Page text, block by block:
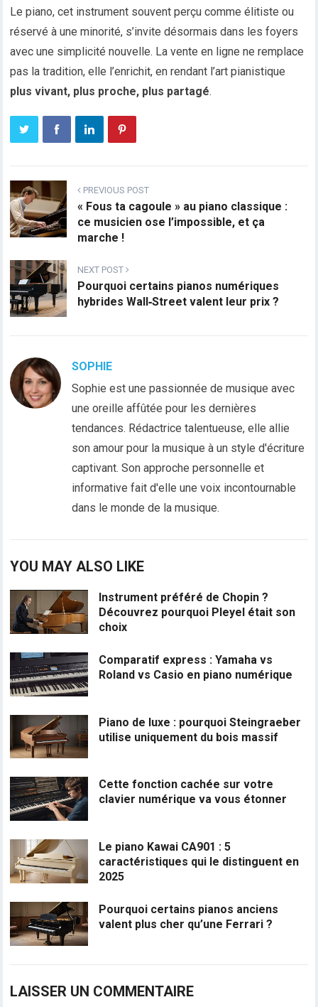
Le piano, cet instrument souvent perçu comme élitiste ou
réservé à une minorité, s’invite désormais dans les foyers
avec une simplicité nouvelle. La vente en ligne ne remplace
pas la tradition, elle l’enrichit, en rendant l’art pianistique
plus vivant, plus proche, plus partagé.
PREVIOUS POST
« Fous ta cagoule » au piano classique :
ce musicien ose l’impossible, et ça
marche !
NEXT POST
Pourquoi certains pianos numériques
hybrides Wall‑Street valent leur prix ?
SOPHIE
Sophie est une passionnée de musique avec
une oreille affûtée pour les dernières
tendances. Rédactrice talentueuse, elle allie
son amour pour la musique à un style d'écriture
captivant. Son approche personnelle et
informative fait d'elle une voix incontournable
dans le monde de la musique.
YOU MAY ALSO LIKE
Instrument préféré de Chopin ?
Découvrez pourquoi Pleyel était son
choix
Comparatif express : Yamaha vs
Roland vs Casio en piano numérique
Piano de luxe : pourquoi Steingraeber
utilise uniquement du bois massif
Cette fonction cachée sur votre
clavier numérique va vous étonner
Le piano Kawai CA901 : 5
caractéristiques qui le distinguent en
2025
Pourquoi certains pianos anciens
valent plus cher qu’une Ferrari ?
LAISSER UN COMMENTAIRE